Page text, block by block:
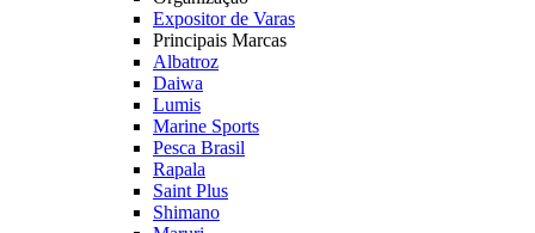
Expositor de Varas
Principais Marcas
Albatroz
Daiwa
Lumis
Marine Sports
Pesca Brasil
Rapala
Saint Plus
Shimano